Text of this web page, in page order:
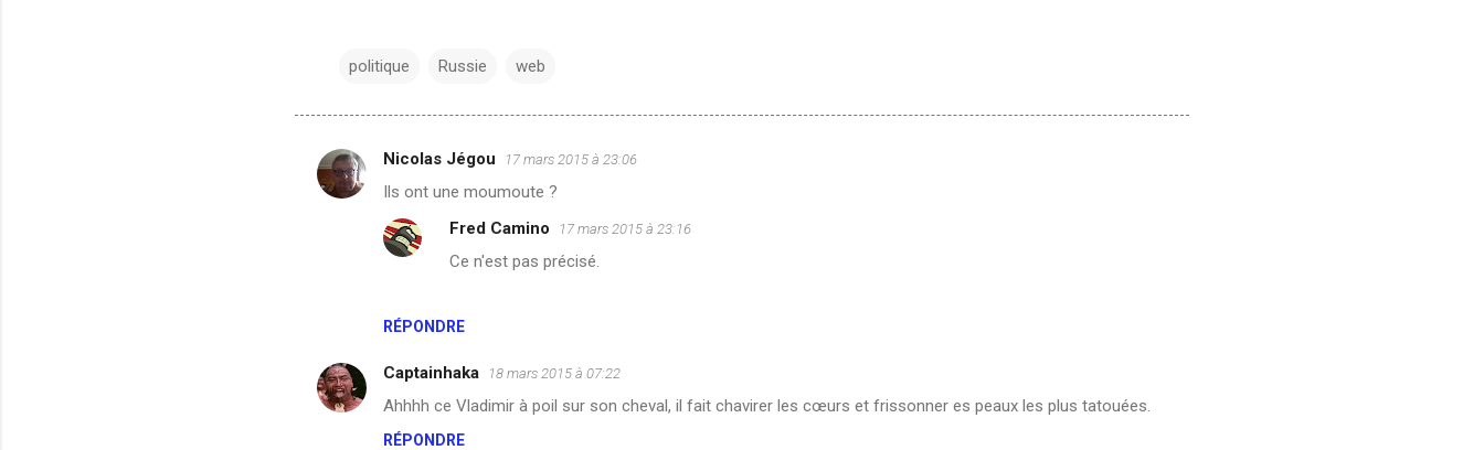
politique Russie web
C
o
a
Nicolas Jégou 17 mars 2015 à 23:06
Ils ont une moumoute ?
RÉPONDRE
Fred Camino 17 mars 2015 à 23:16
Ce n'est pas précisé.
Captainhaka 18 mars 2015 à 07:22
Ahhhh ce Vladimir à poil sur son cheval, il fait chavirer les cœurs et frissonner es peaux les plus tatouées.
RÉPONDRE